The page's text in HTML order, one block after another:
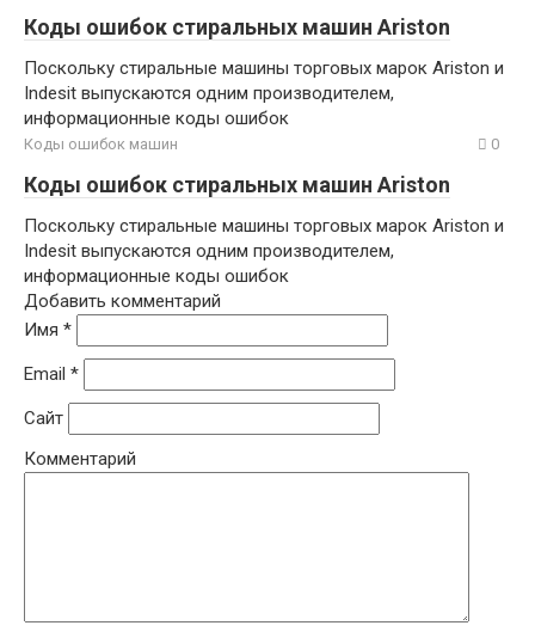
Коды ошибок стиральных машин Ariston
Поскольку стиральные машины торговых марок Ariston и
Indesit выпускаются одним производителем,
информационные коды ошибок
Коды ошибок машин 0
Коды ошибок стиральных машин Ariston
Поскольку стиральные машины торговых марок Ariston и
Indesit выпускаются одним производителем,
информационные коды ошибок
Добавить комментарий
Имя *
Email *
Сайт
Комментарий